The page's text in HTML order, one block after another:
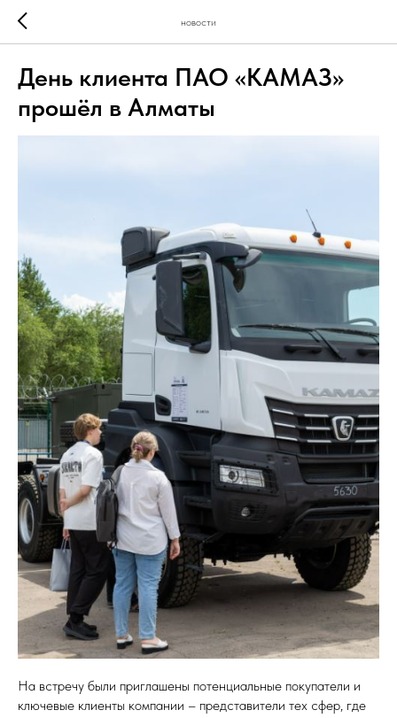
новости
День клиента ПАО «КАМАЗ»
прошёл в Алматы
На встречу были приглашены потенциальные покупатели и
ключевые клиенты компании – представители тех сфер, где